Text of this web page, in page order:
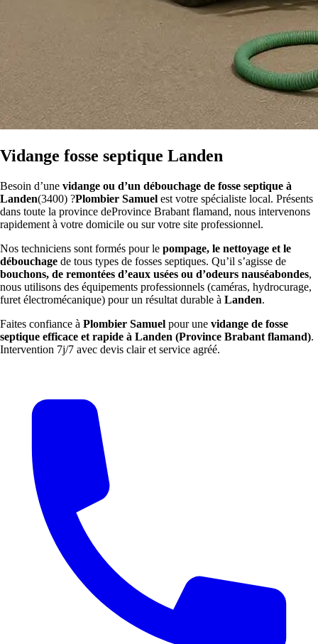
Vidange fosse septique Landen
Besoin d’une vidange ou d’un débouchage de fosse septique à
Landen(3400) ?Plombier Samuel est votre spécialiste local. Présents
dans toute la province deProvince Brabant flamand, nous intervenons
rapidement à votre domicile ou sur votre site professionnel.
Nos techniciens sont formés pour le pompage, le nettoyage et le
débouchage de tous types de fosses septiques. Qu’il s’agisse de
bouchons, de remontées d’eaux usées ou d’odeurs nauséabondes,
nous utilisons des équipements professionnels (caméras, hydrocurage,
furet électromécanique) pour un résultat durable à Landen.
Faites confiance à Plombier Samuel pour une vidange de fosse
septique efficace et rapide à Landen (Province Brabant flamand).
Intervention 7j/7 avec devis clair et service agréé.